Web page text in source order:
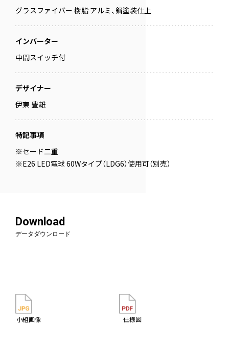
グラスファイバー 樹脂 アルミ、鋼塗装仕上
インバーター
中間スイッチ付
デザイナー
伊東 豊雄
特記事項
※セード二重
※E26 LED電球 60Wタイプ（LDG6）使用可（別売）
Download
データダウンロード
小組画像 仕様図